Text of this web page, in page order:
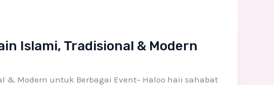
Islami, Tradisional & Modern
& Modern untuk Berbagai Event– Haloo haii sahabat